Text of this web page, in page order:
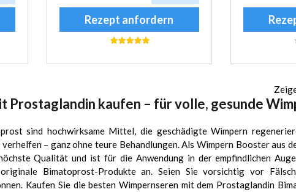
Rezept anfordern
Prostaglandin kaufen – für volle, gesunde
sind hochwirksame Mittel, die geschädigte Wimpern
– ganz ohne teure Behandlungen. Als Wimpern Booster aus
Qualität und ist für die Anwendung in der empfindlichen
Bimatoprost-Produkte an. Seien Sie vorsichtig vor
Kaufen Sie die besten Wimpernseren mit dem Prostaglandin